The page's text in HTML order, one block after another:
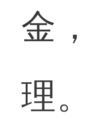
金
理